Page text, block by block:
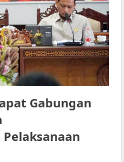
Gabungan